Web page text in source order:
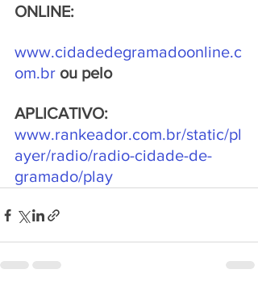
ONLINE:
www.cidadedegramadoonline.c
om.br ou pelo
APLICATIVO:
www.rankeador.com.br/static/pl
ayer/radio/radio-cidade-de-
gramado/play